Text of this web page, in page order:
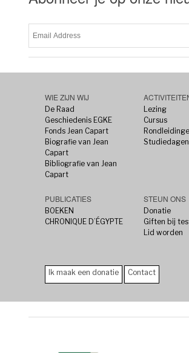
WIE ZIJN WIJ
De Raad
Geschiedenis EGKE
Fonds Jean Capart
Biografie van Jean
Capart
Bibliografie van Jean
Capart
Lezing
Cursus
Studiedagen
PUBLICATIES
BOEKEN
CHRONIQUE D’ÉGYPTE
STEUN ONS
Donatie
Giften bij
Lid worden
Ik maak een donatie Contact